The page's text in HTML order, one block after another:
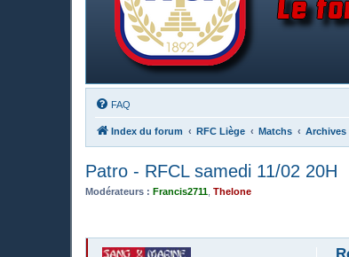
FAQ
Index du forum RFC Liège Matchs Archives
Patro - RFCL samedi 11/02 20H
Modérateurs : Francis2711 Thelone